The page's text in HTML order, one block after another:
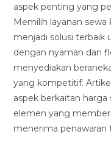
aspek penting yang
Memilih layanan
menjadi solusi terbaik
dengan nyaman dan
menyediakan
yang kompetitif.
aspek berkaitan harga
elemen yang
menerima penawaran